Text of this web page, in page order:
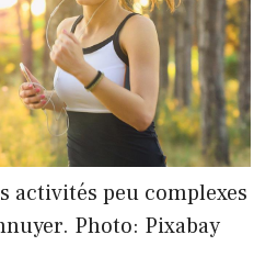
activités peu complexes
Photo: Pixabay